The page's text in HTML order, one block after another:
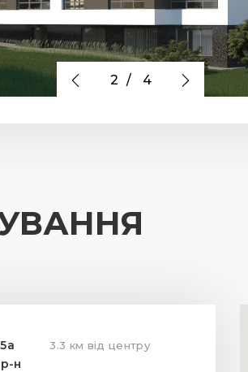
2 / 4
н
3.3 км від центру